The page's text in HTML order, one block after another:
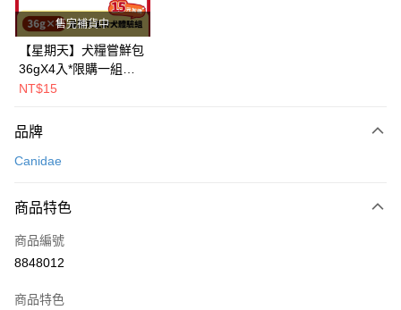
街口支付
悠遊付
Google Pay
AFTEE先享後付
相關說明
AFTEE先享後付是「在收到商品之後才付款」的支付方式。 讓您購物簡單
便利好安心！
２．便利：只要手機號碼，簡訊認證，即可結帳。
３．安心：先確認商品／服務後，再付款。
【「AFTEE先享後付」結帳流程】
運送方式
全家取貨付款
每筆NT$80，滿NT$2,000(含以上)免運費
售完補貨中
【星期天】犬糧嘗鮮包
36gX4入*限購一組｜
鱈+鮭+牛+羊（效期
NT$15
品牌
Canidae
商品特色
商品編號
8848012
商品特色